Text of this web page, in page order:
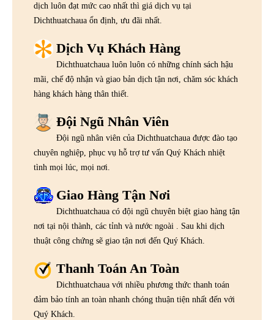
dịch luôn đạt mức cao nhất thì giá dịch vụ tại
Dichthuatchaua ổn định, ưu đãi nhất.
Dịch Vụ Khách Hàng
Dichthuatchaua luôn luôn có những chính sách hậu
mãi, chế độ nhận và giao bản dịch tận nơi, chăm sóc khách
hàng khách hàng thân thiết.
Đội Ngũ Nhân Viên
Đội ngũ nhân viên của Dichthuatchaua được đào tạo
chuyên nghiệp, phục vụ hỗ trợ tư vấn Quý Khách nhiệt
tình mọi lúc, mọi nơi.
Giao Hàng Tận Nơi
Dichthuatchaua có đội ngũ chuyên biệt giao hàng tận
nơi tại nội thành, các tỉnh và nước ngoài . Sau khi dịch
thuật công chứng sẽ giao tận nơi đến Quý Khách.
Thanh Toán An Toàn
Dichthuatchaua với nhiều phương thức thanh toán
đảm bảo tính an toàn nhanh chóng thuận tiện nhất đến với
Quý Khách.